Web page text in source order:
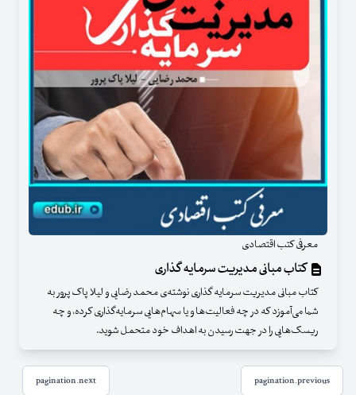
معرفی کتب اقتصادی
کتاب مبانی مدیریت سرمایه گذاری
کتاب مبانی مدیریت سرمایه گذاری نوشته‌ی محمد رضایی و لیلا پاک پرور به
شما می‌آموزد که در چه فعالیت‌ها و یا سهام‌هایی سرمایه‌گذاری کرده، و چه
ریسک‌هایی را در جهت رسیدن به اهداف خود متحمل شوید.
pagination.previous
pagination.next